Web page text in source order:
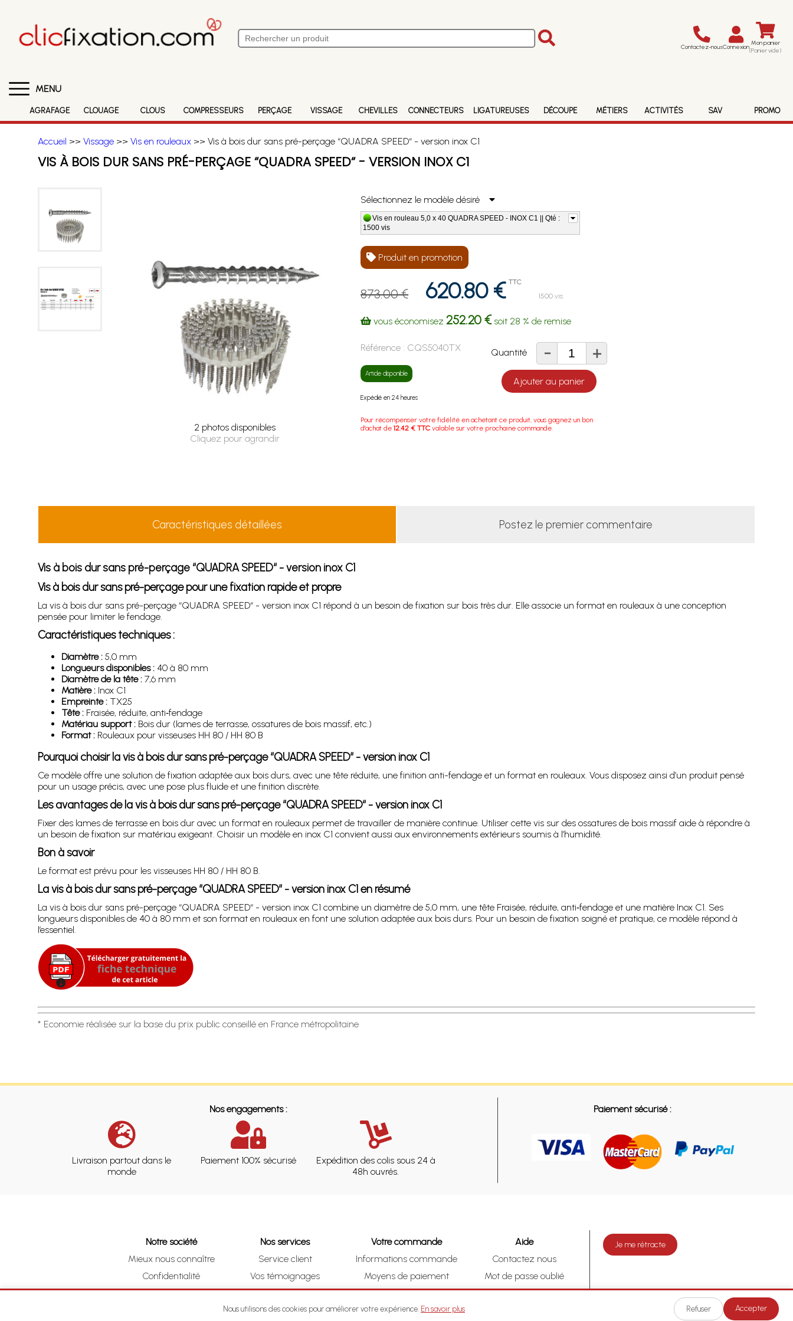
Contactez-nousConnexion Mon panier
(Panier vide)
MENU
AGRAFAGE CLOUAGE CLOUS COMPRESSEURS PERÇAGE VISSAGE CHEVILLES CONNECTEURS LIGATUREUSES DÉCOUPE MÉTIERS ACTIVITÉS SAV PROMO
Accueil >> Vissage>> Vis en rouleaux>> Vis à bois dur sans pré-perçage “QUADRA SPEED“ - version inox C1
VIS À BOIS DUR SANS PRÉ-PERÇAGE “QUADRA SPEED“ - VERSION INOX C1
2 photos disponibles
Cliquez pour agrandir
Sélectionnez le modèle désiré
Vis en rouleau 5,0 x 40 QUADRA SPEED - INOX C1 || Qté :
1500 vis
Produit en promotion
873.00 € 620.80 € TTC
1500 vis
vous économisez252.20 €soit 28 % de remise
Référence : CQS5040TX
Article disponible
Expédié en 24 heures
Quantité - +
Ajouter au panier
Pour récompenser votre fidélité en achetant ce produit, vous gagnez un bon
d'achat de12.42 € TTC valable sur votre prochaine commande.
Caractéristiques détaillées Postez le premier commentaire
Vis à bois dur sans pré-perçage “QUADRA SPEED“ - version inox C1
Vis à bois dur sans pré-perçage pour une fixation rapide et propre
La vis à bois dur sans pré-perçage “QUADRA SPEED“ - version inox C1 répond à un besoin de fixation sur bois très dur. Elle associe un format en rouleaux à une conception
pensée pour limiter le fendage.
Caractéristiques techniques :
Diamètre :5,0 mm
Longueurs disponibles :40 à 80 mm
Diamètre de la tête :7,6 mm
Matière :Inox C1
Empreinte :TX25
Tête :Fraisée, réduite, anti‑fendage
Matériau support :Bois dur (lames de terrasse, ossatures de bois massif, etc.)
Format :Rouleaux pour visseuses HH 80 / HH 80 B
Pourquoi choisir la vis à bois dur sans pré-perçage “QUADRA SPEED“ - version inox C1
Ce modèle offre une solution de fixation adaptée aux bois durs, avec une tête réduite, une finition anti-fendage et un format en rouleaux. Vous disposez ainsi d’un produit pensé
pour un usage précis, avec une pose plus fluide et une finition discrète.
Les avantages de la vis à bois dur sans pré-perçage “QUADRA SPEED“ - version inox C1
Fixer des lames de terrasse en bois dur avec un format en rouleaux permet de travailler de manière continue. Utiliser cette vis sur des ossatures de bois massif aide à répondre à
un besoin de fixation sur matériau exigeant. Choisir un modèle en inox C1 convient aussi aux environnements extérieurs soumis à l’humidité.
Bon à savoir
Le format est prévu pour les visseuses HH 80 / HH 80 B.
La vis à bois dur sans pré-perçage “QUADRA SPEED“ - version inox C1 en résumé
La vis à bois dur sans pré-perçage “QUADRA SPEED“ - version inox C1 combine un diamètre de 5,0 mm, une tête Fraisée, réduite, anti‑fendage et une matière Inox C1. Ses
longueurs disponibles de 40 à 80 mm et son format en rouleaux en font une solution adaptée aux bois durs. Pour un besoin de fixation soigné et pratique, ce modèle répond à
l’essentiel.
* Economie réalisée sur la base du prix public conseillé en France métropolitaine
Nos engagements :
Livraison partout dans le
monde
Paiement 100% sécurisé
Expédition des colis sous 24 à
48h ouvrés.
Paiement sécurisé :
Notre société
Mieux nous connaître
Confidentialité
CGV
Nos services
Service client
Vos témoignages
Clic & Collect (DRIVE)
Votre commande
Informations commande
Moyens de paiement
Suivre vos achats
Aide
Contactez nous
Mot de passe oublié
Je me rétracte
Je me rétracte
Nous utilisons des cookies pour améliorer votre expérience. En savoir plus Refuser Accepter